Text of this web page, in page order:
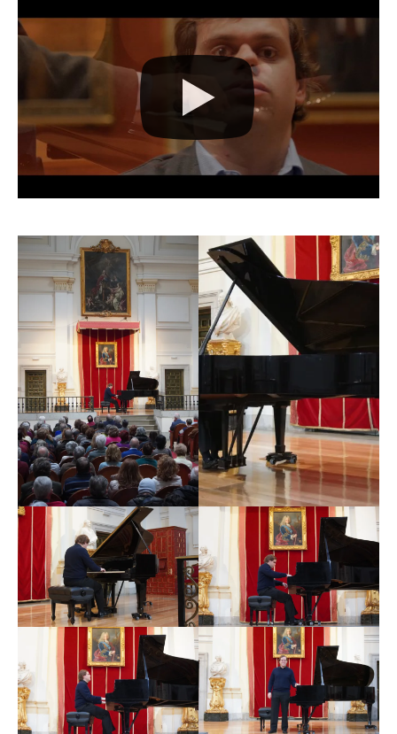
el Carnegie Hall de Nueva York, el Kennedy Center
(NY), festival de Ravinia, Palau de la Música Catalana,
Gran Teatre del Liceu, l’Auditori de Barcelona, el
Auditorio Nacional de Música, Auditorio de Zaragoza y
ha sido artista residente de festivales o ciclos de
conciertos como en la Pedrera Castell de Peralada y
celebrados sus recitales en la Schubertiada de
Estrecho colaborador de Maria Joao Pires, con quien ha
actuado en numerosas ocasiones en recitales a dos
pianos o a piano a cuatro manos, Cambra ha dejado
momentos memorables junto a orquestas como la del
Teatro Mariinski, Orquesta Sinfónica de Barcelona y
Nacional de Catalunya (OBC), Orquesta de Vancouver
o Miami, bajo batutas de primer orden como las de
Valerie Gergiev, Tsung Yeh, Eduardo Marturet, Josep
Pons o Salvador Brotons, entre otros.
Sobre Ignasi Cambra se ha escrito en su debut en Sony
Classical: “Ignasi Cambra se nos presenta en este
primer trabajo como un referente en el que, seguro,
generaciones futuras se mirarán, porque recoge el
testigo de toda una tradición pianística en la que la
libertad y el profundo conocimiento, han forjado ese
corpus sonoro que hasta ahora vemos como
indispensable para entender el universo”. Su profundo
estudio del elemento sonoro le lleva a “ofrecer una
interpretación de los Impromptus
de Chopin que nos
recuerdan al pianismo más delicado y exquisito, pero sin
olvidar el dominio del aspecto más virtuoso”.
Tu configuración de cookies no permite la
visualización de este contenido
Configurar cookies